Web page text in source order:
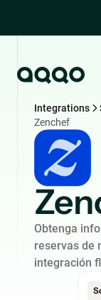
Integrations
Zenchef
Obtenga
reservas de
integración